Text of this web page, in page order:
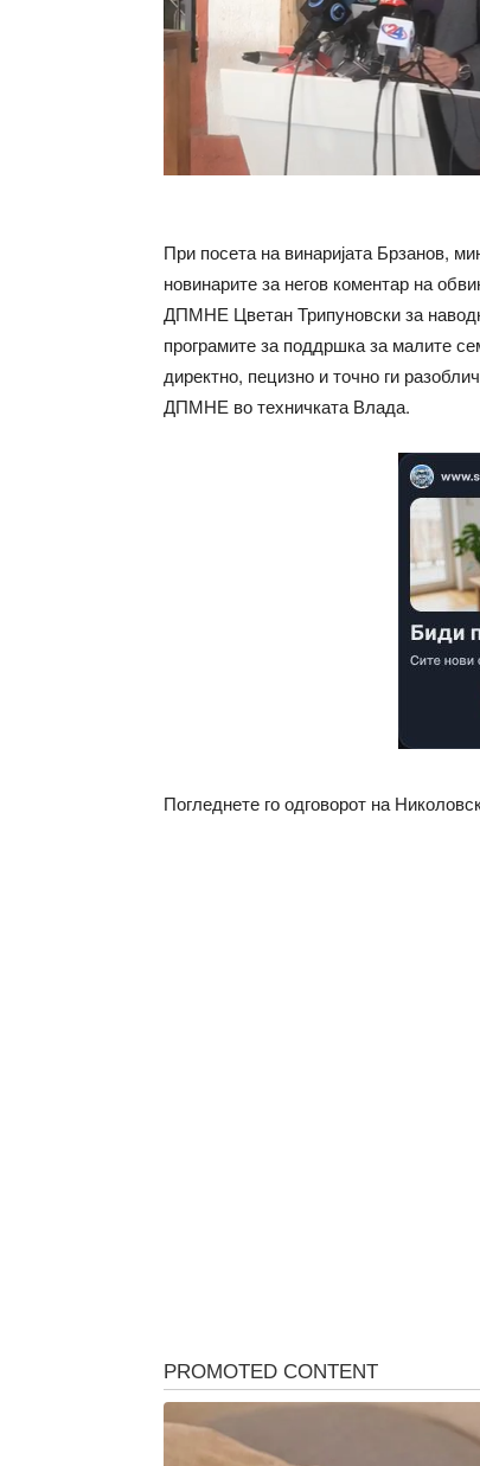
При посета на винаријата Брзанов,
новинарите за негов коментар на
ДПМНЕ Цветан Трипуновски за
програмите за поддршка за малите
директно, пецизно и точно ги
ДПМНЕ во техничката Влада.
Погледнете го одговорот на